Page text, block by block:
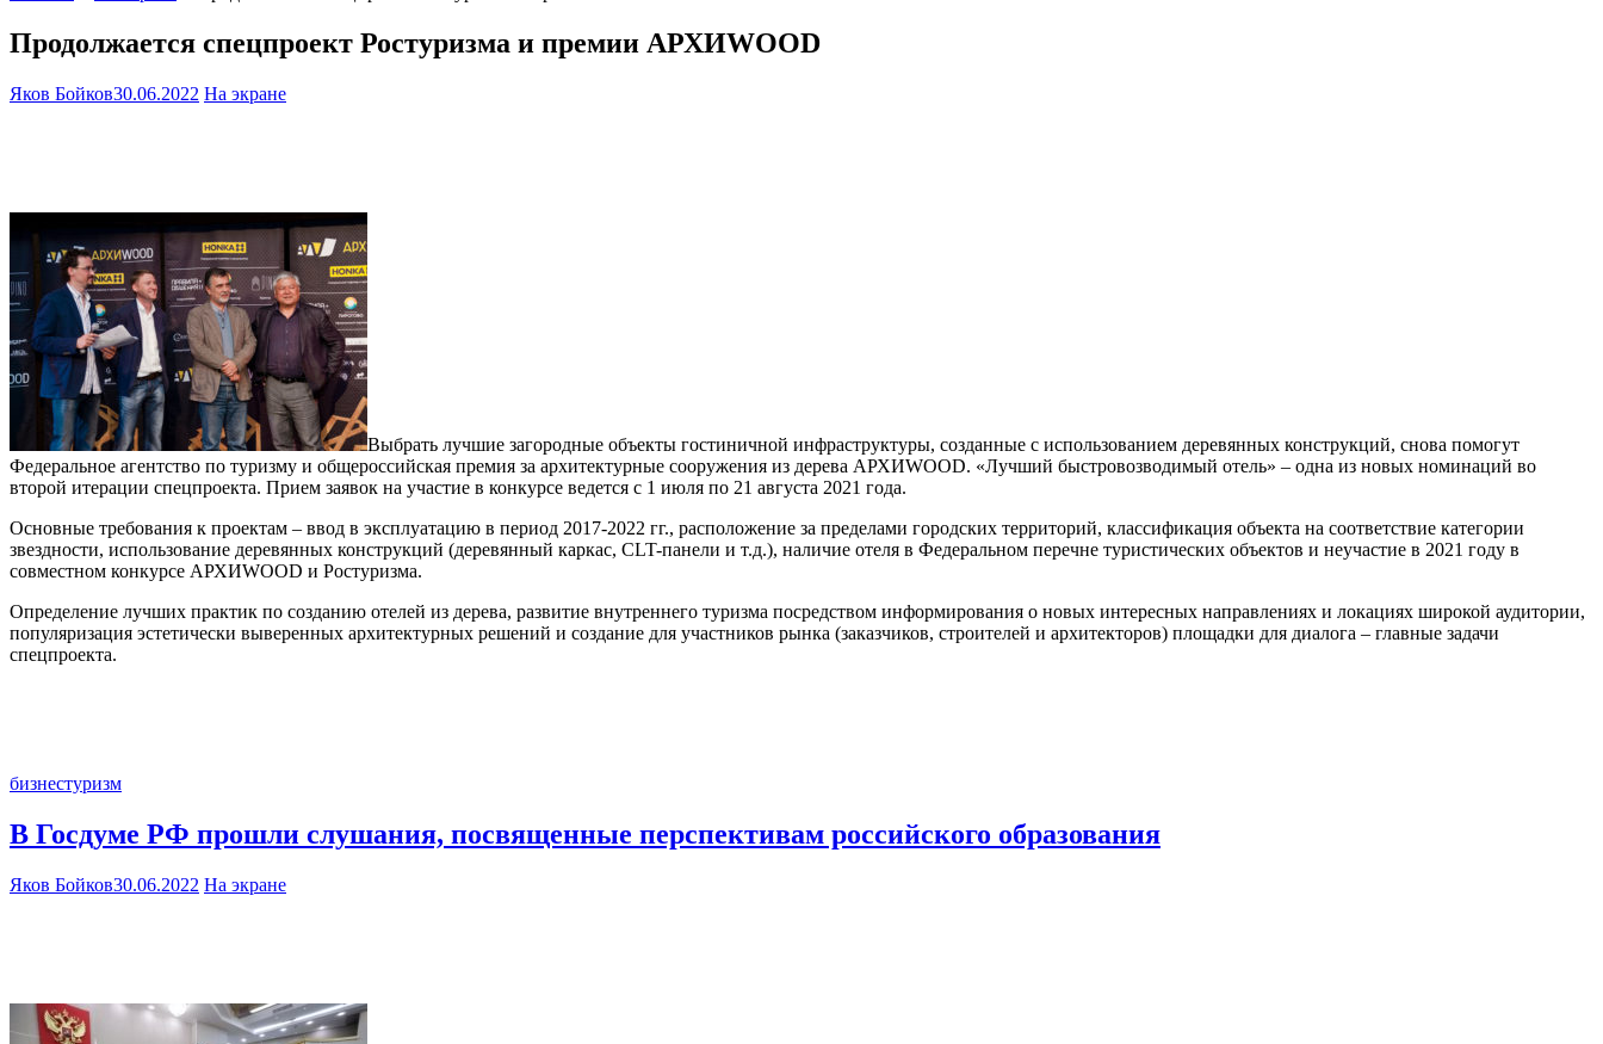
Продолжается спецпроект Ростуризма и премии АРХИWOOD
Яков Бойков30.06.2022 На экране
Выбрать лучшие загородные объекты гостиничной инфраструктуры, созданные с использованием деревянных конструкций, снова помогут
Федеральное агентство по туризму и общероссийская премия за архитектурные сооружения из дерева АРХИWOOD. «Лучший быстровозводимый отель» – одна из новых номинаций во
второй итерации спецпроекта. Прием заявок на участие в конкурсе ведется с 1 июля по 21 августа 2021 года.
Основные требования к проектам – ввод в эксплуатацию в период 2017-2022 гг., расположение за пределами городских территорий, классификация объекта на соответствие категории
звездности, использование деревянных конструкций (деревянный каркас, CLT-панели и т.д.), наличие отеля в Федеральном перечне туристических объектов и неучастие в 2021 году в
совместном конкурсе АРХИWOOD и Ростуризма.
Определение лучших практик по созданию отелей из дерева, развитие внутреннего туризма посредством информирования о новых интересных направлениях и локациях широкой аудитории,
популяризация эстетически выверенных архитектурных решений и создание для участников рынка (заказчиков, строителей и архитекторов) площадки для диалога – главные задачи
спецпроекта.
бизнестуризм
В Госдуме РФ прошли слушания, посвященные перспективам российского образования
Яков Бойков30.06.2022 На экране